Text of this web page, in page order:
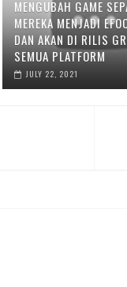
MENGUBAH GAME
MEREKA MENJADI
DAN AKAN DI RILIS
SEMUA PLATFORM
JULY 22, 2021